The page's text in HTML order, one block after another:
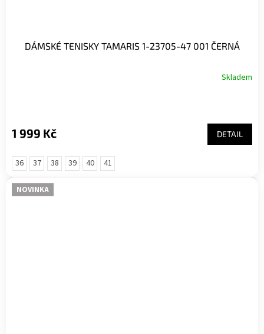
DÁMSKÉ TENISKY TAMARIS 1-23705-47 001 ČERNÁ
Skladem
1 999 Kč DETAIL
36 37 38 39 40 41
NOVINKA